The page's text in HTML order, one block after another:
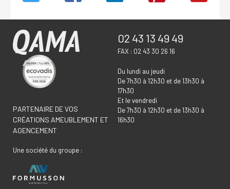
PARTENAIRE DE VOS
CRÉATIONS AMEUBLEMENT ET
AGENCEMENT
Une société du groupe :
02 43 13 49 49
FAX : 02 43 30 26 16
Du lundi au jeudi
De 7h30 à 12h30 et de 13h30 à
17h30
Et le vendredi
De 7h30 à 12h30 et de 13h30 à
16h30